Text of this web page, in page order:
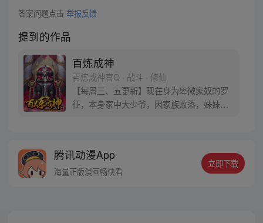
答案问题点击 举报反馈
提到的作品
百炼成神
百炼成神官Q · 战斗 · 修仙
【每周三、五更新】现在身为卑微家奴的罗
征，本身家中大少爷，因家族败落，妹妹被
后的神秘力量到底是什么？参与周边活动请
加QQ粉丝群，关注微信公众号燃哉家族
腾讯动漫App
海量正版漫画畅快看
立即下载